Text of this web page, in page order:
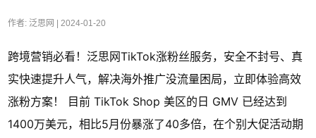
作者: 泛思网 | 2024-01-20
跨境营销必看！泛思网TikTok涨粉丝服务，安全不封号、真
实快速提升人气，解决海外推广没流量困局，立即体验高效
涨粉方案！ 目前 TikTok Shop 美区的日 GMV 已经达到
1400万美元，相比5月份暴涨了40多倍，在个别大促活动期